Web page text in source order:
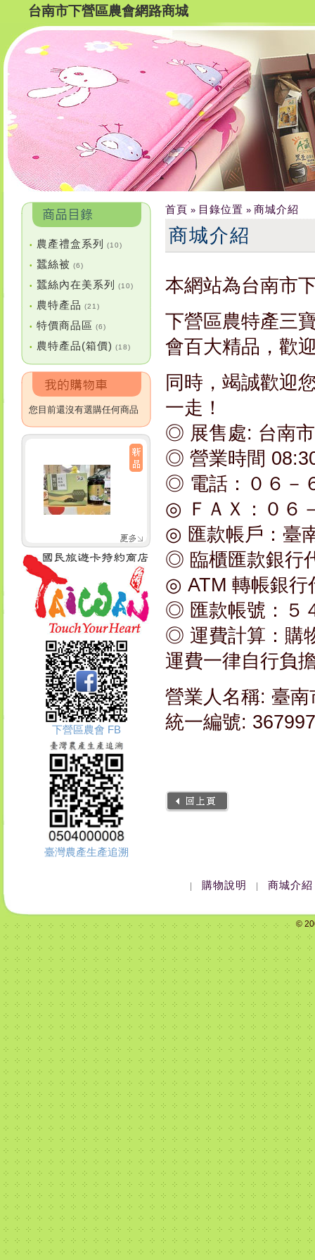
台南市下營區農會網路商城
• 農產禮盒系列 (10)
• 蠶絲被 (6)
• 蠶絲內在美系列 (10)
• 農特產品 (21)
• 特價商品區 (6)
• 農特產品(箱價) (18)
您目前還沒有選購任何商品
下營區農會 FB
臺灣農產生產追溯
首頁 » 目錄位置 » 商城介紹
商城介紹
本網站為台南市
下營區農特產三
會百大精品，歡
同時，竭誠歡迎
一走！
◎ 展售處: 台南
◎ 營業時間
◎ 電話：０６－
◎ ＦＡＸ：０６
◎ 匯款帳戶：臺
◎ 臨櫃匯款銀行
◎ ATM 轉帳銀行
◎ 匯款帳號：５
◎ 運費計算：購
運費一律自行負
營業人名稱: 臺
統一編號:
購物說明 商城介紹
©